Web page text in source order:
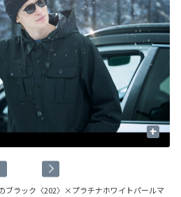
+
ブラック〈202〉×プラチナホワイトパールマ